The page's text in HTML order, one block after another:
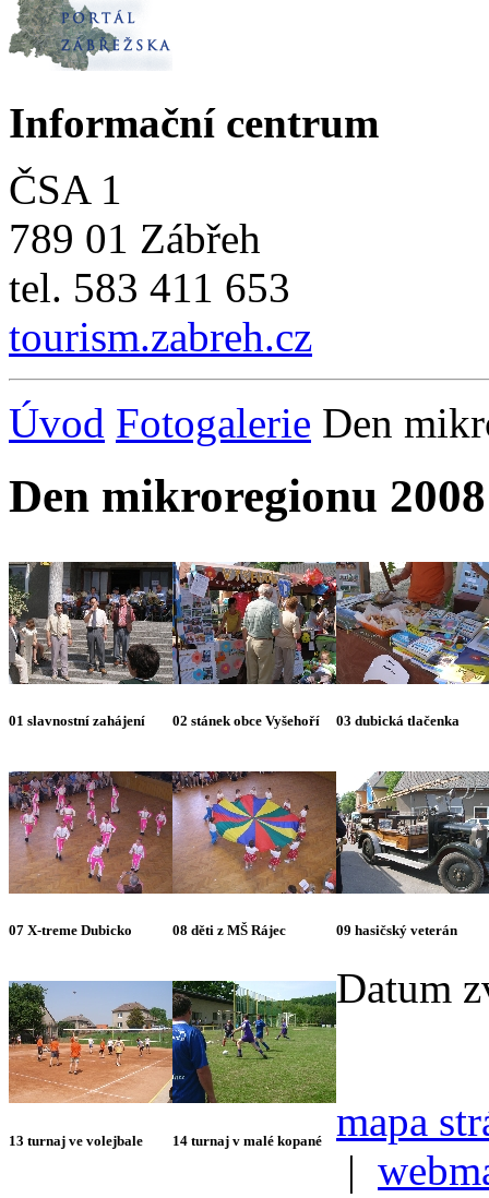
Informační centrum
ČSA 1
789 01 Zábřeh
tel. 583 411 653
tourism.zabreh.cz
Úvod Fotogalerie Den
Den mikroregionu
01 slavnostní zahájení 02 stánek obce Vyšehoří 03 dubická tlačenka
07 X-treme Dubicko 08 děti z MŠ Rájec 09 hasičský veterán
13 turnaj ve volejbale 14 turnaj v malé kopané
Datum
mapa
|